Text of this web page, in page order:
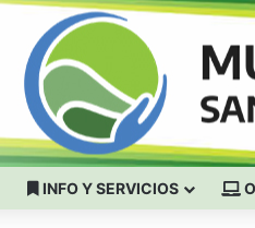
INFO Y SERVICIOS